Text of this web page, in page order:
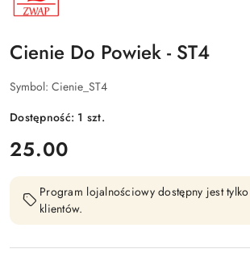
Cienie Do Powiek - ST4
Symbol: Cienie_ST4
Dostępność: 1 szt.
cena:
25.00
Program lojalnościowy dostępny jest
klientów.